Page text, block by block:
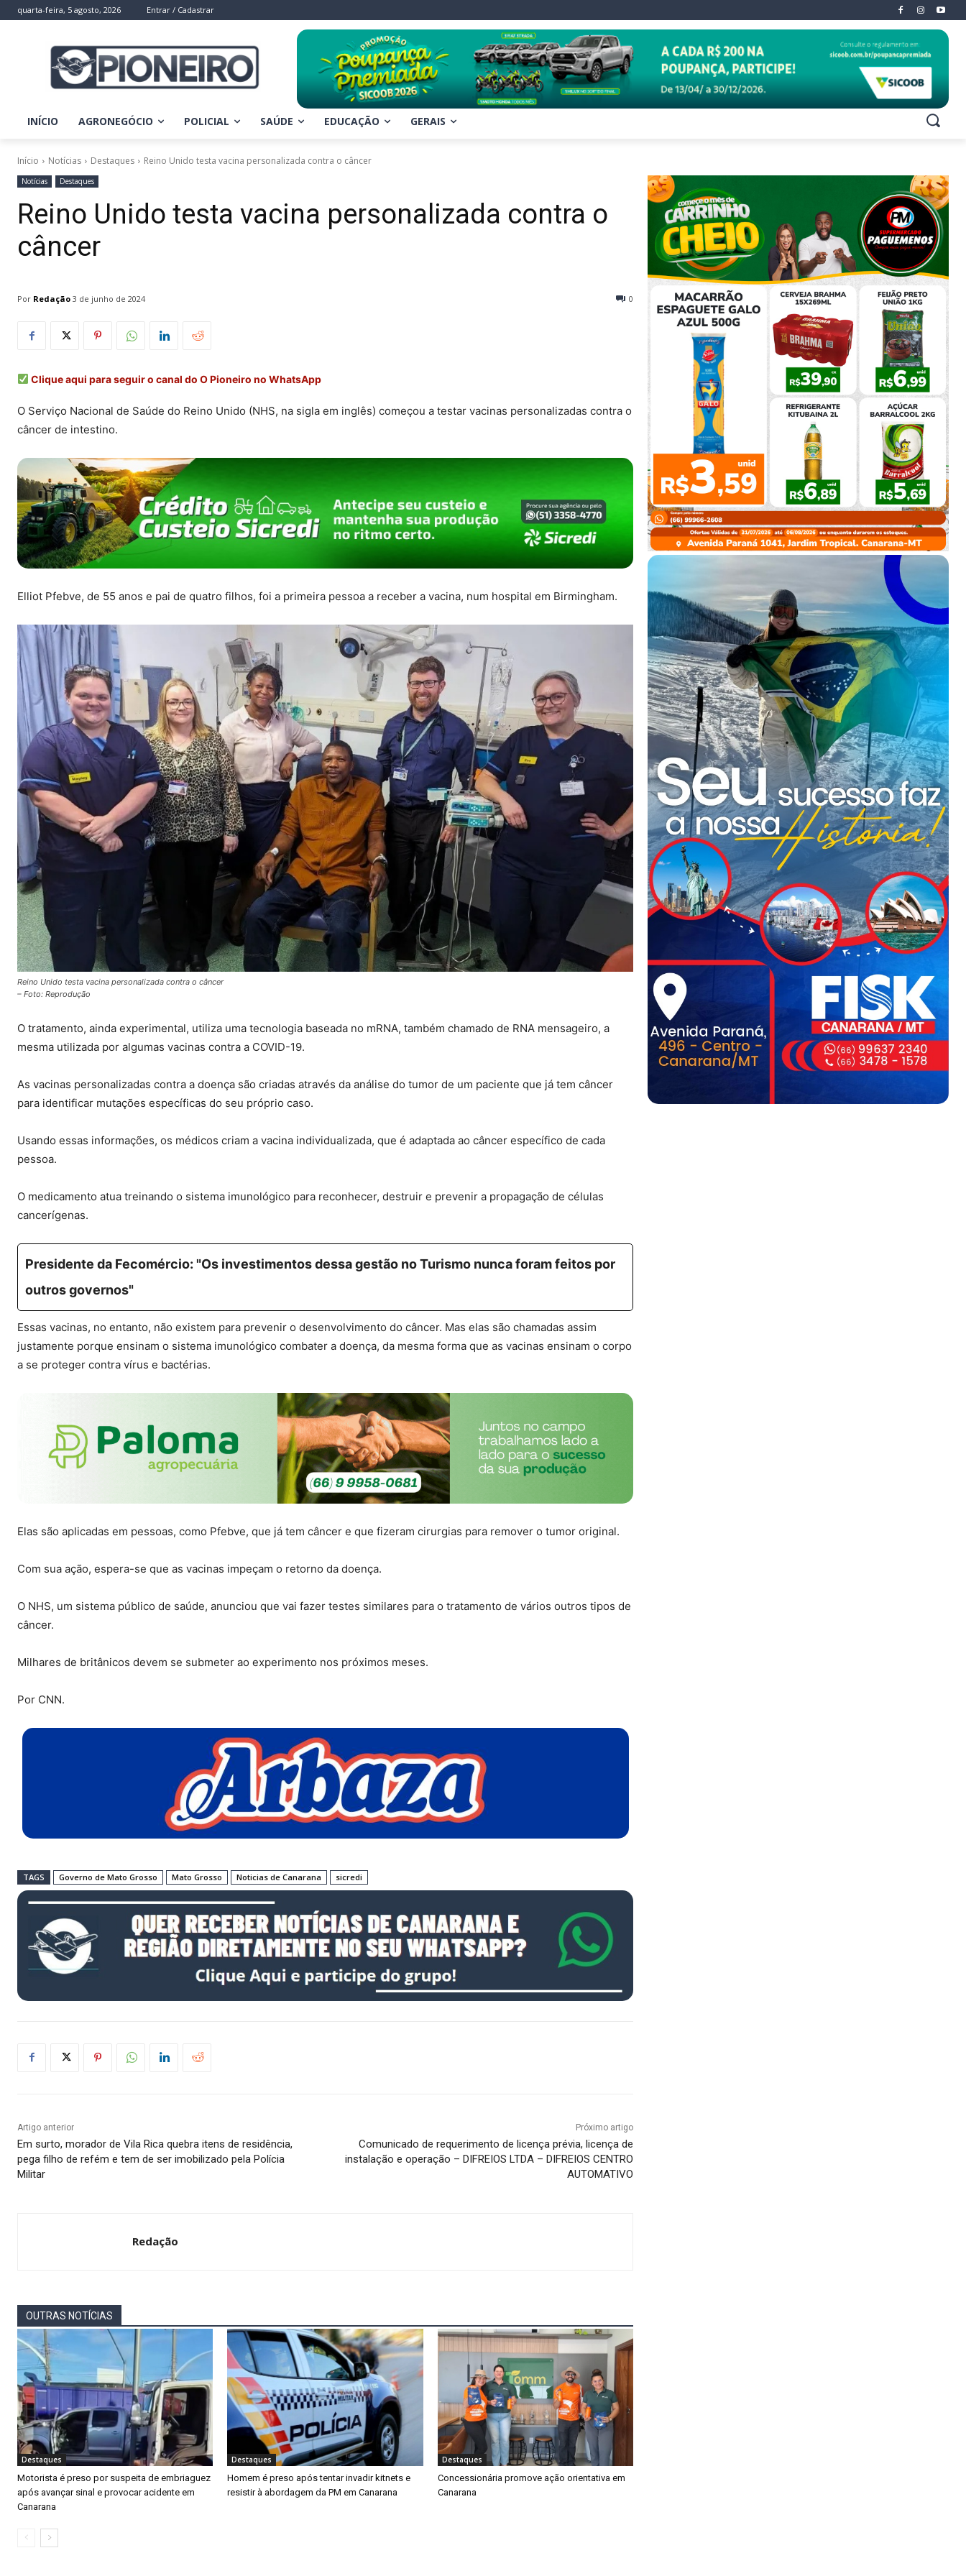
quarta-feira, 5 agosto, 2026 Entrar / Cadastrar
INÍCIO AGRONEGÓCIO POLICIAL SAÚDE EDUCAÇÃO GERAIS
Início Notícias Destaques Reino Unido testa vacina personalizada contra o câncer
Notícias Destaques
Reino Unido testa vacina personalizada contra o
câncer
Por Redação 0
3 de junho de 2024
Clique aqui para seguir o canal do O Pioneiro no WhatsApp
O Serviço Nacional de Saúde do Reino Unido (NHS, na sigla em inglês) começou a testar vacinas personalizadas contra o
câncer de intestino.
Elliot Pfebve, de 55 anos e pai de quatro filhos, foi a primeira pessoa a receber a vacina, num hospital em Birmingham.
Reino Unido testa vacina personalizada contra o câncer
– Foto: Reprodução
O tratamento, ainda experimental, utiliza uma tecnologia baseada no mRNA, também chamado de RNA mensageiro, a
mesma utilizada por algumas vacinas contra a COVID-19.
As vacinas personalizadas contra a doença são criadas através da análise do tumor de um paciente que já tem câncer
para identificar mutações específicas do seu próprio caso.
Usando essas informações, os médicos criam a vacina individualizada, que é adaptada ao câncer específico de cada
pessoa.
O medicamento atua treinando o sistema imunológico para reconhecer, destruir e prevenir a propagação de células
cancerígenas.
Presidente da Fecomércio: "Os investimentos dessa gestão no Turismo nunca foram feitos por
outros governos"
Essas vacinas, no entanto, não existem para prevenir o desenvolvimento do câncer. Mas elas são chamadas assim
justamente porque ensinam o sistema imunológico combater a doença, da mesma forma que as vacinas ensinam o corpo
a se proteger contra vírus e bactérias.
Elas são aplicadas em pessoas, como Pfebve, que já tem câncer e que fizeram cirurgias para remover o tumor original.
Com sua ação, espera-se que as vacinas impeçam o retorno da doença.
O NHS, um sistema público de saúde, anunciou que vai fazer testes similares para o tratamento de vários outros tipos de
câncer.
Milhares de britânicos devem se submeter ao experimento nos próximos meses.
Por CNN.
TAGS Governo de Mato Grosso Mato Grosso Noticias de Canarana sicredi
Artigo anterior
Em surto, morador de Vila Rica quebra itens de residência,
pega filho de refém e tem de ser imobilizado pela Polícia
Militar
Próximo artigo
Comunicado de requerimento de licença prévia, licença de
instalação e operação – DIFREIOS LTDA – DIFREIOS CENTRO
AUTOMATIVO
Redação
OUTRAS NOTÍCIAS
Destaques
Motorista é preso por suspeita de embriaguez
após avançar sinal e provocar acidente em
Canarana
Destaques
Homem é preso após tentar invadir kitnets e
resistir à abordagem da PM em Canarana
Destaques
Concessionária promove ação orientativa em
Canarana